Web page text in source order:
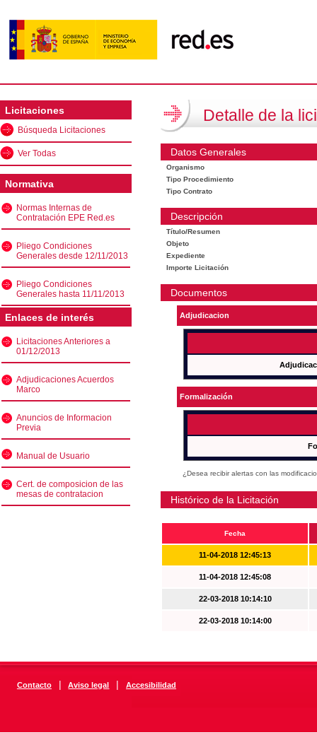
Licitaciones
Búsqueda Licitaciones
Ver Todas
Normativa
Normas Internas de
Contratación EPE Red.es
Pliego Condiciones
Generales desde 12/11/2013
Pliego Condiciones
Generales hasta 11/11/2013
Enlaces de interés
Licitaciones Anteriores a
01/12/2013
Adjudicaciones Acuerdos
Marco
Anuncios de Informacion
Previa
Manual de Usuario
Cert. de composicion de las
mesas de contratacion
Detalle de la
Datos Generales
Organismo
Tipo Procedimiento
Tipo Contrato
Descripción
Título/Resumen
Objeto
Expediente
Importe Licitación
Documentos
Adjudicacion
Formalización
¿Desea recibir alertas con las
Histórico de la Licitación
Fecha
11-04-2018 12:45:13
11-04-2018 12:45:08
22-03-2018 10:14:10
22-03-2018 10:14:00
Contacto | Aviso legal | Accesibilidad